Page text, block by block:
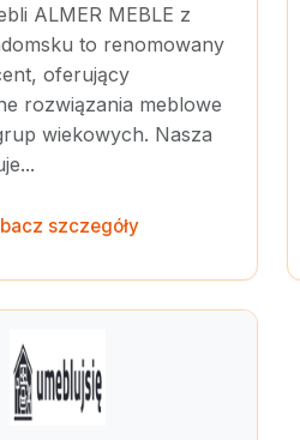
ALMER MEBLE z
to renomowany
oferujący
rozwiązania meblowe
wiekowych. Nasza
szczegóły